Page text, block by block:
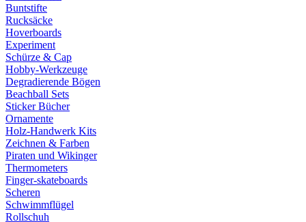
Buntstifte
Rucksäcke
Hoverboards
Experiment
Schürze & Cap
Hobby-Werkzeuge
Degradierende Bögen
Beachball Sets
Sticker Bücher
Ornamente
Holz-Handwerk Kits
Zeichnen & Farben
Piraten und Wikinger
Thermometers
Finger-skateboards
Scheren
Schwimmflügel
Rollschuh